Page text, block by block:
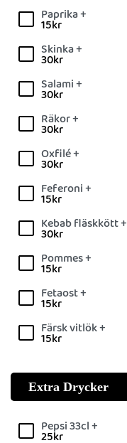
Paprika +
15kr
Skinka +
30kr
Salami +
30kr
Räkor +
30kr
Oxfilé +
30kr
Feferoni +
15kr
Kebab fläskkött +
30kr
Pommes +
15kr
Fetaost +
15kr
Färsk vitlök +
15kr
Extra Drycker
Pepsi 33cl +
25kr